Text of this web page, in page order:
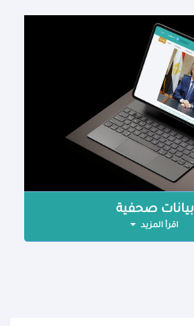
بيانات صحفية
اقرأ المزيد